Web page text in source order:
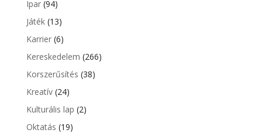
Ipar(94)
Játék(13)
Karrier(6)
Kereskedelem (266)
Korszerűsítés (38)
Kreatív(24)
Kulturális lap (2)
Oktatás (19)